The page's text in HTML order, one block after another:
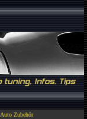
Auto Zubehör